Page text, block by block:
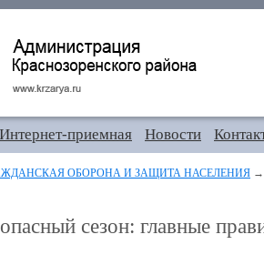
Интернет-приемная Новости
ОБОРОНА И ЗАЩИТА НАСЕЛЕНИЯ →
сезон: главные